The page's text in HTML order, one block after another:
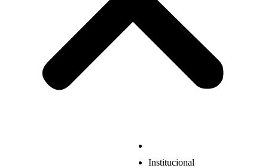
Institucional